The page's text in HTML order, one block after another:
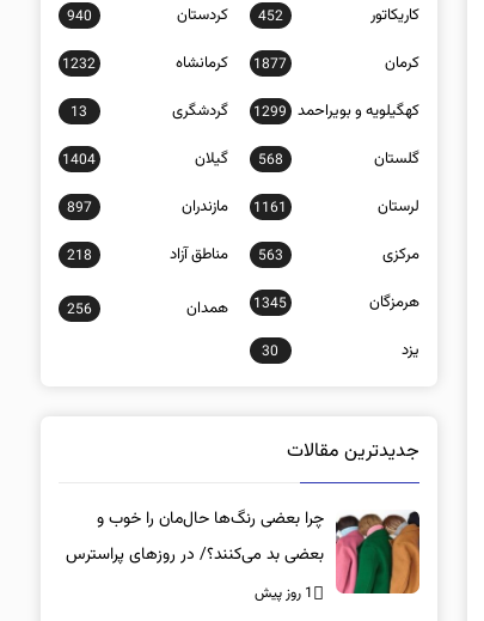
کاریکاتور 452 کردستان 940
کرمان 1877 کرمانشاه 1232
کهگیلویه و بویراحمد 1299 گردشگری 13
گلستان 568 گیلان 1404
لرستان 1161 مازندران 897
مرکزی 563 مناطق آزاد 218
هرمزگان 1345 همدان 256
یزد 30
جدیدترین مقالات
چرا بعضی رنگ‌ها حال‌مان را خوب و
بعضی بد می‌کنند؟/ در روزهای پراسترس
این رنگ‌ها را بپوشید
1 روز پیش